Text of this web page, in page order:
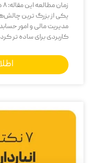
زمان مطالعه این مقاله:8
یکی از بزرگ‌ ترین
کاربردی برای ساده تر